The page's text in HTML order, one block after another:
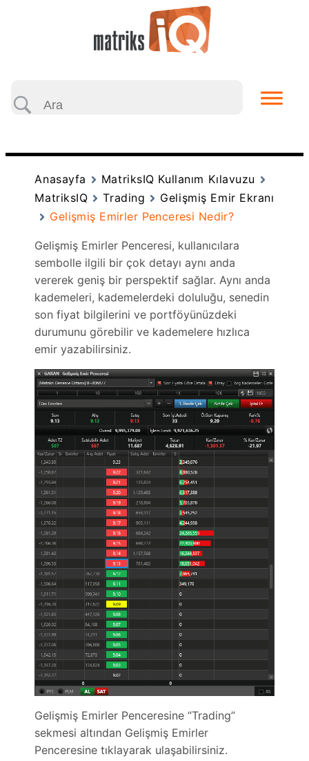
Anasayfa
MatriksIQ Kullanım Kılavuzu
MatriksIQ
Trading
Gelişmiş Emir Ekranı
Gelişmiş Emirler Penceresi Nedir?
Gelişmiş Emirler Penceresi, kullanıcılara
sembolle ilgili bir çok detayı aynı anda
vererek geniş bir perspektif sağlar. Aynı anda
kademeleri, kademelerdeki doluluğu, senedin
son fiyat bilgilerini ve portföyünüzdeki
durumunu görebilir ve kademelere hızlıca
emir yazabilirsiniz.
Gelişmiş Emirler Penceresine “Trading”
sekmesi altından Gelişmiş Emirler
Penceresine tıklayarak ulaşabilirsiniz.